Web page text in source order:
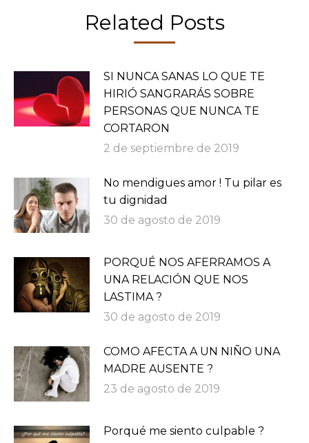
Related Posts
SI NUNCA SANAS LO QUE TE
HIRIÓ SANGRARÁS SOBRE
PERSONAS QUE NUNCA TE
CORTARON
2 de septiembre de 2019
No mendigues amor ! Tu pilar es
tu dignidad
30 de agosto de 2019
PORQUÉ NOS AFERRAMOS A
UNA RELACIÓN QUE NOS
LASTIMA ?
30 de agosto de 2019
COMO AFECTA A UN NIÑO UNA
MADRE AUSENTE ?
23 de agosto de 2019
Porqué me siento culpable ?